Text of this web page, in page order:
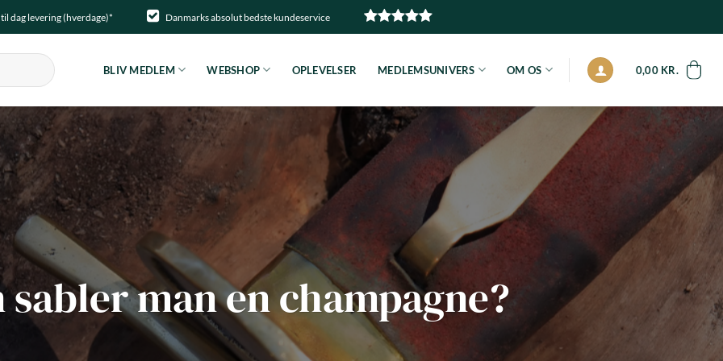
til dag levering (hverdage)* Danmarks absolut bedste kundeservice
BLIV MEDLEM WEBSHOP OPLEVELSER MEDLEMSUNIVERS OM OS 0,00 KR.
man en champagne?